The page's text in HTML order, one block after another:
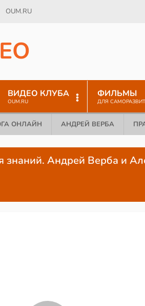
OUM.RU
EO
ВИДЕО КЛУБА
OUM.RU
ФИЛЬМЫ
ДЛЯ
ОНЛАЙН АНДРЕЙ ВЕРБА
знаний. Андрей Верба и